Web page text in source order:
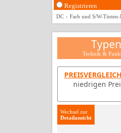
Registrieren
DC Farb und S/W-
Typen
Technik &
niedrigen
Wechsel zur